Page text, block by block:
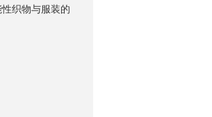
织物与服装的